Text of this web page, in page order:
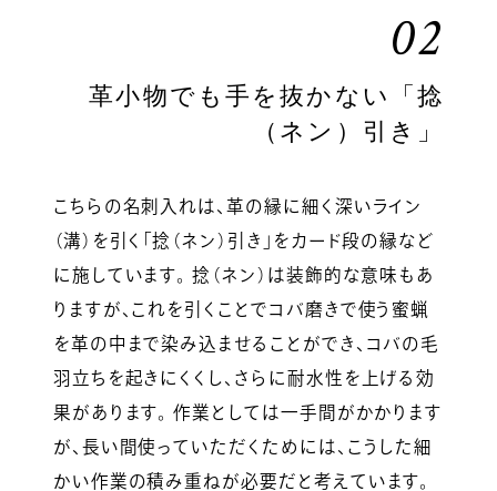
02
革小物でも手を抜かない「捻
（ネン）引き」
こちらの名刺入れは、革の縁に細く深いライン
（溝）を引く「捻（ネン）引き」をカード段の縁など
に施しています。 捻（ネン）は装飾的な意味もあ
りますが、これを引くことでコバ磨きで使う蜜蝋
を革の中まで染み込ませることができ、コバの毛
羽立ちを起きにくくし、さらに耐水性を上げる効
果があります。 作業としては一手間がかかります
が、長い間使っていただくためには、こうした細
かい作業の積み重ねが必要だと考えています。